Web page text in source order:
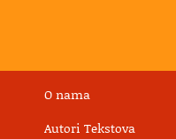
O nama
Autori Tekstova